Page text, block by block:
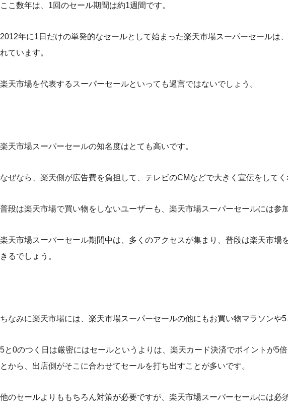
ここ数年は、1回のセール期間は約1週間です。
2012年に1日だけの単発的なセールとして始まった楽天市場スーパーセールは
れています。
楽天市場を代表するスーパーセールといっても過言ではないでしょう。
楽天市場スーパーセールの知名度はとても高いです。
なぜなら、楽天側が広告費を負担して、テレビのCMなどで大きく宣伝をしてく
普段は楽天市場で買い物をしないユーザーも、楽天市場スーパーセールには参
楽天市場スーパーセール期間中は、多くのアクセスが集まり、普段は楽天市場
きるでしょう。
ちなみに楽天市場には、楽天市場スーパーセールの他にもお買い物マラソンや
5と0のつく日は厳密にはセールというよりは、楽天カード決済でポイントが5
とから、出店側がそこに合わせてセールを打ち出すことが多いです。
他のセールよりももちろん対策が必要ですが、楽天市場スーパーセールには必